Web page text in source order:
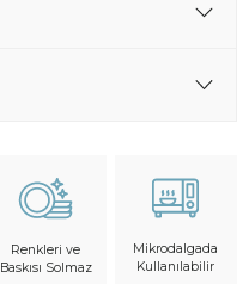
Renkleri ve
Baskısı Solmaz
Mikrodalgada
Kullanılabilir